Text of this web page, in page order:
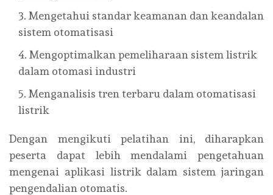
Mengetahui standar keamanan dan keandalan
sistem otomatisasi
Mengoptimalkan pemeliharaan sistem listrik
dalam otomasi industri
Menganalisis tren terbaru dalam otomatisasi
listrik
Dengan mengikuti pelatihan ini, diharapkan
peserta dapat lebih mendalami pengetahuan
mengenai aplikasi listrik dalam sistem jaringan
pengendalian otomatis.